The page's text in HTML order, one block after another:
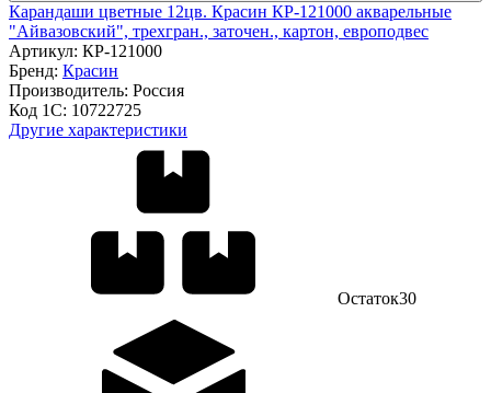
Карандаши цветные 12цв. Красин КР-121000 акварельные
"Айвазовский", трехгран., заточен., картон, европодвес
Артикул: КР-121000
Бренд: Красин
Производитель: Россия
Код 1С: 10722725
Другие характеристики
Остаток30